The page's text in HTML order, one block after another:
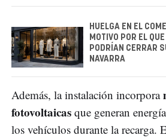
HUELGA EN EL
MOTIVO POR EL
PODRÍAN CERRAR
NAVARRA
Además, la instalación incorpora
fotovoltaicas que generan
los vehículos durante la recarga.